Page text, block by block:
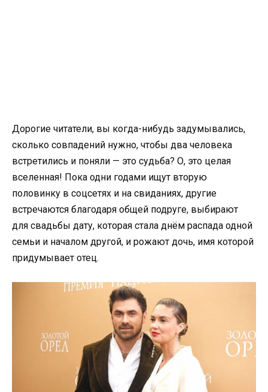
Дорогие читатели, вы когда-нибудь задумывались,
сколько совпадений нужно, чтобы два человека
встретились и поняли — это судьба? О, это целая
вселенная! Пока одни годами ищут вторую
половинку в соцсетях и на свиданиях, другие
встречаются благодаря общей подруге, выбирают
для свадьбы дату, которая стала днём распада одной
семьи и началом другой, и рожают дочь, имя которой
придумывает отец.